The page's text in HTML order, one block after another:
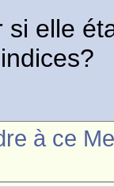
si elle
à ce